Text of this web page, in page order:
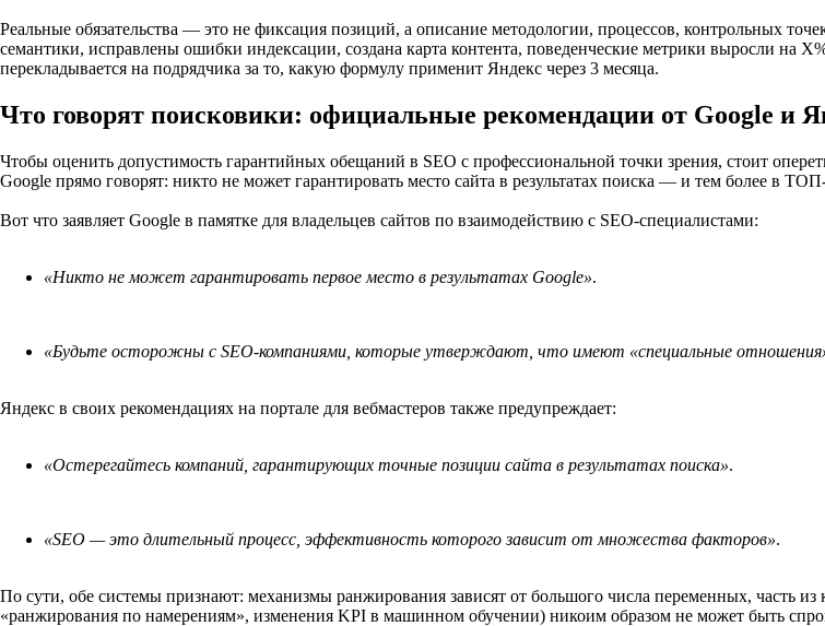
Реальные обязательства — это не фиксация позиций, а описание методологии, процессов, контрольных
семантики, исправлены ошибки индексации, создана карта контента, поведенческие метрики выросли на
перекладывается на подрядчика за то, какую формулу применит Яндекс через 3 месяца.
Что говорят поисковики: официальные рекомендации от Google и
Чтобы оценить допустимость гарантийных обещаний в SEO с профессиональной точки зрения, стоит
Google прямо говорят: никто не может гарантировать место сайта в результатах поиска — и тем более в
Вот что заявляет Google в памятке для владельцев сайтов по взаимодействию с SEO-специалистами:
«Никто не может гарантировать первое место в результатах Google».
«Будьте осторожны с SEO-компаниями, которые утверждают, что имеют «специальные
Яндекс в своих рекомендациях на портале для вебмастеров также предупреждает:
«Остерегайтесь компаний, гарантирующих точные позиции сайта в результатах поиска».
«SEO — это длительный процесс, эффективность которого зависит от множества факторов».
По сути, обе системы признают: механизмы ранжирования зависят от большого числа переменных, часть
«ранжирования по намерениям», изменения KPI в машинном обучении) никоим образом не может быть